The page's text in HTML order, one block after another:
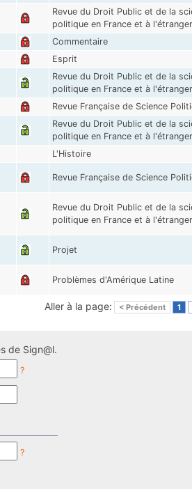
Revue du Droit Public et de la
politique en France et à l'étranger
Commentaire
Esprit
Revue du Droit Public et de la
politique en France et à l'étranger
Revue Française de Science
Revue du Droit Public et de la
politique en France et à l'étranger
L'Histoire
Revue Française de Science
Revue du Droit Public et de la
politique en France et à l'étranger
Projet
Problèmes d'Amérique Latine
Aller à la page: < Précédent 1
de Sign@l.
?
?